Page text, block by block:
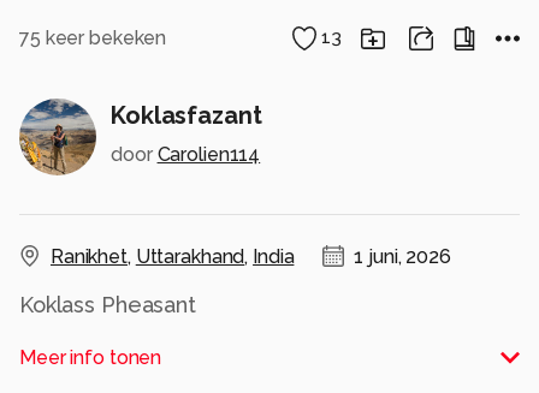
75 keer bekeken 13
Koklasfazant
door Carolien114
Ranikhet, Uttarakhand, India 1 juni, 2026
Koklass Pheasant
Alle rechten voorbehouden
Meer info tonen